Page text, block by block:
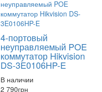
4-портовый
неуправляемый POE
коммутатор Hikvision
DS-3E0106HP-E
В наличии
2 790грн